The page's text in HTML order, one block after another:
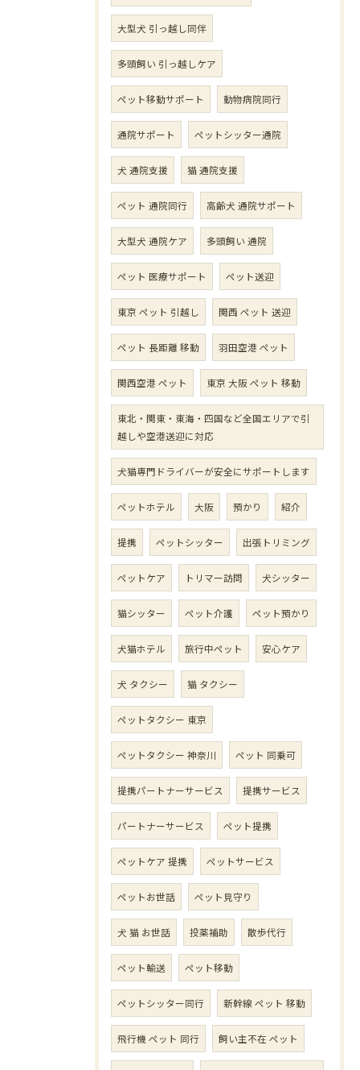
大型犬 引っ越し同伴
多頭飼い 引っ越しケア
ペット移動サポート 動物病院同行
通院サポート ペットシッター通院
犬 通院支援 猫 通院支援
ペット 通院同行 高齢犬 通院サポート
大型犬 通院ケア 多頭飼い 通院
ペット 医療サポート ペット送迎
東京 ペット 引越し 関西 ペット 送迎
ペット 長距離 移動 羽田空港 ペット
関西空港 ペット 東京 大阪 ペット 移動
東北・関東・東海・四国など全国エリアで引
越しや空港送迎に対応
犬猫専門ドライバーが安全にサポートします
ペットホテル 大阪 預かり 紹介
提携 ペットシッター 出張トリミング
ペットケア トリマー訪問 犬シッター
猫シッター ペット介護 ペット預かり
犬猫ホテル 旅行中ペット 安心ケア
犬 タクシー 猫 タクシー
ペットタクシー 東京
ペットタクシー 神奈川 ペット 同乗可
提携パートナーサービス 提携サービス
パートナーサービス ペット提携
ペットケア 提携 ペットサービス
ペットお世話 ペット見守り
犬 猫 お世話 投薬補助 散歩代行
ペット輸送 ペット移動
ペットシッター同行 新幹線 ペット 移動
飛行機 ペット 同行 飼い主不在 ペット